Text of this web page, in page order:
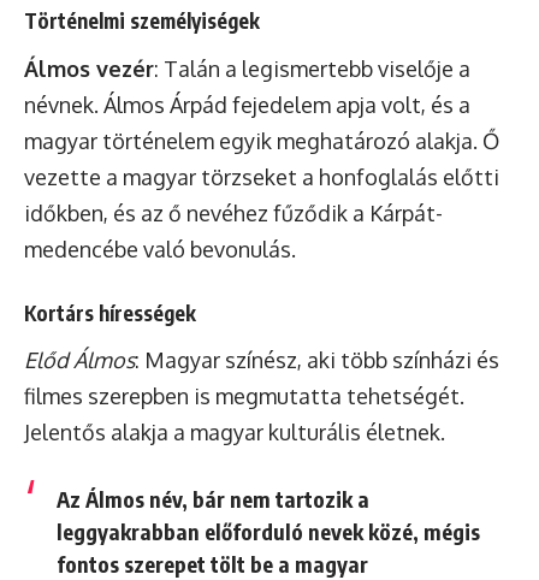
Történelmi személyiségek
Álmos vezér: Talán a legismertebb viselője a
névnek. Álmos Árpád fejedelem apja volt, és a
magyar történelem egyik meghatározó alakja. Ő
vezette a magyar törzseket a honfoglalás előtti
időkben, és az ő nevéhez fűződik a Kárpát-
medencébe való bevonulás.
Kortárs hírességek
Előd Álmos: Magyar színész, aki több színházi és
filmes szerepben is megmutatta tehetségét.
Jelentős alakja a magyar kulturális életnek.
Az Álmos név, bár nem tartozik a
leggyakrabban előforduló nevek közé, mégis
fontos szerepet tölt be a magyar